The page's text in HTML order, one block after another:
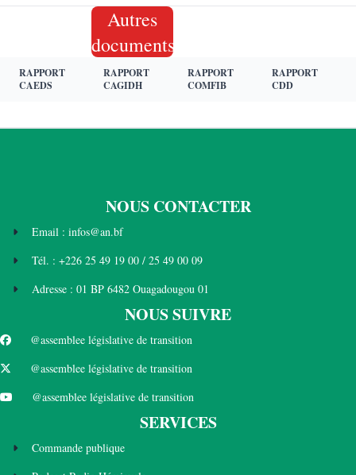
Autres
documents
RAPPORT
CAEDS
RAPPORT
CAGIDH
RAPPORT
COMFIB
RAPPORT
CDD
NOUS CONTACTER
Email : infos@an.bf
Tél. : +226 25 49 19 00 / 25 49 00 09
Adresse : 01 BP 6482 Ouagadougou 01
NOUS SUIVRE
@assemblee législative de transition
@assemblee législative de transition
@assemblee législative de transition
SERVICES
Commande publique